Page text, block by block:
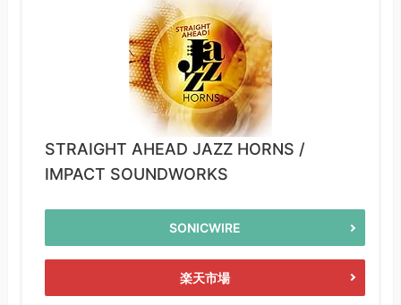
STRAIGHT AHEAD JAZZ HORNS /
IMPACT SOUNDWORKS
SONICWIRE
楽天市場